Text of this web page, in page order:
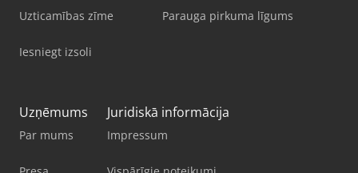
Uzticamības zīme
Iesniegt izsoli
Parauga pirkuma līgums
Uzņēmums
Par mums
Juridiskā informācija
Impressum